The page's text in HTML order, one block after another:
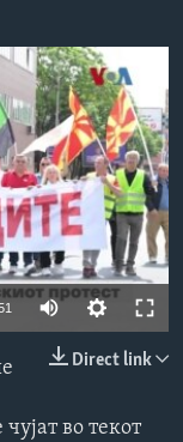
available
Direct link
во текот